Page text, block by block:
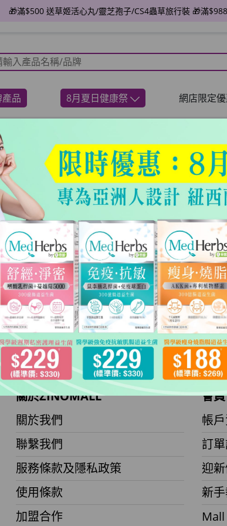
🎁滿$500 送草姬活心丸/靈芝孢子/CS4蟲草旅行裝 🎁滿
產品 8月夏日健康祭 網店限定
關於ZINOMALL
關於我們
聯繫我們
服務條款及隱私政策
使用條款
加盟合作
會員
帳
訂
迎
新